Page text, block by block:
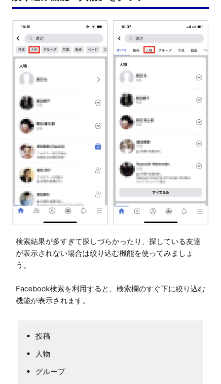
検索結果が多すぎて探しづらかったり、探している友達
が表示されない場合は絞り込む機能を使ってみましょ
う。
Facebook検索を利用すると、検索欄のすぐ下に絞り込む
機能が表示されます。
投稿
人物
グループ